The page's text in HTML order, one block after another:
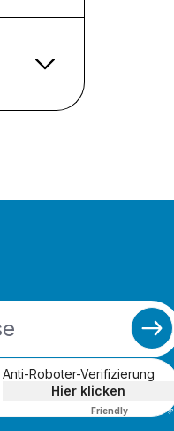
Anti-Roboter-Verifizierung
Hier klicken
FriendlyCaptcha ⇗